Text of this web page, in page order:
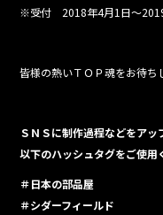
※受付 2018年4月1日～
皆様の熱いＴＯＰ魂をお待ち
ＳＮＳに制作過程などをアッ
以下のハッシュタグをご使用
＃日本の部品屋
＃シダーフィールド